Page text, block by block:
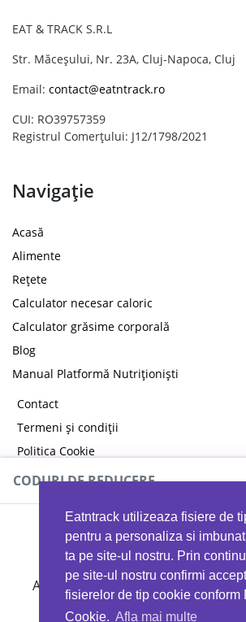
Eatntrack utilizeaza fisiere de
pentru a personaliza si
ta pe site-ul nostru. Prin
pe site-ul nostru confirmi
fisierelor de tip cookie conform
Cookie. Afla mai multe
EAT & TRACK S.R.L
Str. Măceșului, Nr. 23A, Cluj-Napoca, Cluj
Email: contact@eatntrack.ro
CUI: RO39757359
Registrul Comerțului: J12/1798/2021
Navigație
Acasă
Alimente
Rețete
Calculator necesar caloric
Calculator grăsime corporală
Blog
Manual Platformă Nutriționiști
Contact
Termeni și condiții
Politica Cookie
Politica de confidențialitate
CODURI DE REDUCERE
Ai 40%reducere la orice comandă
EATTRACK